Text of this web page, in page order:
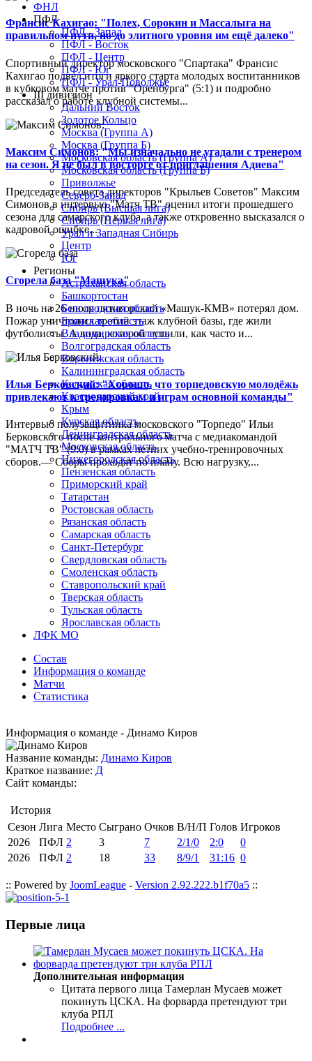
Франсис Кахигао: "Полех, Сорокин и Массалыга на
правильном пути, но до элитного уровня им ещё далеко"
Спортивный директор московского "Спартака" Франсис
Кахигао подвел итоги яркого старта молодых воспитанников
в кубковом матче против "Оренбурга" (5:1) и подробно
рассказал о работе клубной системы...
Максим Симонов: "Мы изначально не угадали с тренером
на сезон. Я не был в восторге от приглашения Адиева"
Председатель совета директоров "Крыльев Советов" Максим
Симонов в интервью "Матч ТВ" оценил итоги прошедшего
сезона для самарского клуба, а также откровенно высказался о
кадровой ошибке...
Сгорела база "Машука"
В ночь на 26 июля пятигорский «Машук-КМВ» потерял дом.
Пожар уничтожил третий этаж клубной базы, где жили
футболисты. А вода, которой тушили, как часто и...
Илья Берковский: "Хорошо, что торпедовскую молодёжь
привлекают к тренировкам и играм основной команды"
Интервью полузащитника московского "Торпедо" Ильи
Берковского после контрольного матча с медиакомандой
"МАТЧ ТВ" (9:0) в рамках летних учебно-тренировочных
сборов.— Сборы проходят по плану. Всю нагрузку,...
ФНЛ
ПФЛ
ПФЛ - Запад
ПФЛ - Восток
ПФЛ - Центр
ПФЛ - Юг
ПФЛ - Урал-Поволжье
III дивизион
Дальний Восток
Золотое Кольцо
Москва (Группа А)
Москва (Группа Б)
Московская область (Группа А)
Московская область (Группа Б)
Приволжье
Северо-Запад
Сибирь (Высшая лига)
Сибирь (Первая лига)
Урал и Западная Сибирь
Центр
Юг
Регионы
Астраханская область
Башкортостан
Белгородская область
Брянская область
Владимирская область
Волгоградская область
Воронежская область
Калининградская область
Калужская область
Краснодарский край
Крым
Курская область
Ленинградская область
Московская область
Нижегородская область
Пензенская область
Приморский край
Татарстан
Ростовская область
Рязанская область
Самарская область
Санкт-Петербург
Свердловская область
Смоленская область
Ставропольский край
Тверская область
Тульская область
Ярославская область
ЛФК МО
Состав
Информация о команде
Матчи
Статистика
Информация о команде - Динамо Киров
Название команды: Динамо Киров
Краткое название: Д
Сайт команды:
История
Сезон Лига Место Сыграно Очков В/Н/П Голов Игроков
2026
ПФЛ 2 3 7 2/1/0 2:0
0
2026
ПФЛ 2 18 33 8/9/1 31:16 0
:: Powered by JoomLeague - Version 2.92.222.b1f70a5 ::
Первые лица
Дополнительная информация
Цитата первого лица Тамерлан Мусаев может
покинуть ЦСКА. На форварда претендуют три
клуба РПЛ
Подробнее ...